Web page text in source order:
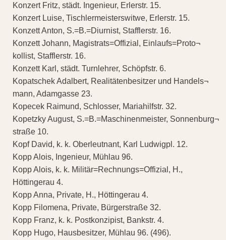
Konzert Fritz, städt. Ingenieur, Erlerstr. 15.
Konzert Luise, Tischlermeisterswitwe, Erlerstr. 15.
Konzett Anton, S.=B.=Diurnist, Stafflerstr. 16.
Konzett Johann, Magistrats=Offizial, Einlaufs=Proto¬
kollist, Stafflerstr. 16.
Konzett Karl, städt. Turnlehrer, Schöpfstr. 6.
Kopatschek Adalbert, Realitätenbesitzer und Handels¬
mann, Adamgasse 23.
Kopecek Raimund, Schlosser, Mariahilfstr. 32.
Kopetzky August, S.=B.=Maschinenmeister, Sonnenburg¬
straße 10.
Kopf David, k. k. Oberleutnant, Karl Ludwigpl. 12.
Kopp Alois, Ingenieur, Mühlau 96.
Kopp Alois, k. k. Militär=Rechnungs=Offizial, H.,
Höttingerau 4.
Kopp Anna, Private, H., Höttingerau 4.
Kopp Filomena, Private, Bürgerstraße 32.
Kopp Franz, k. k. Postkonzipist, Bankstr. 4.
Kopp Hugo, Hausbesitzer, Mühlau 96. (496).